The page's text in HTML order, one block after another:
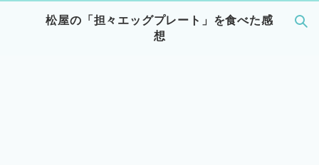
松屋の「担々エッグプレート」を食べた感
想